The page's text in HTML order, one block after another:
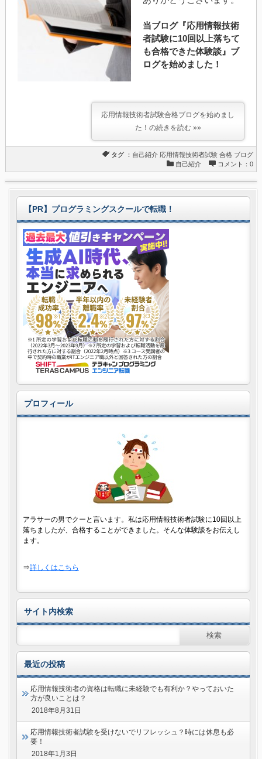
当ブログ『応用情報技術
者試験に10回以上落ちて
も合格できた体験談』ブ
ログを始めました！
応用情報技術者試験合格ブログを始めまし
た！の続きを読む »»
タグ ： 自己紹介 応用情報技術者試験 合格 ブログ
自己紹介
コメント：0
【PR】プログラミングスクールで転職！
プロフィール
アラサーの男でクーと言います。私は応用情報技術者試験に10回以上
落ちましたが、合格することができました。そんな体験談をお伝えし
ます。
⇒詳しくはこちら
サイト内検索
最近の投稿
応用情報技術者の資格は転職に未経験でも有利か？やっておいた
方が良いことは？
2018年8月31日
応用情報技術者試験を受けないでリフレッシュ？時には休息も必
要！
2018年1月3日